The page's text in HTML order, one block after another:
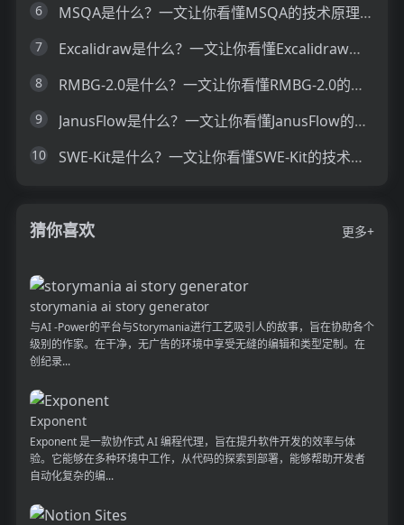
6 MSQA是什么？一文让你看懂MSQA的技术原理、主要功能、应用场景
7 Excalidraw是什么？一文让你看懂Excalidraw的技术原理、主要功能、应用场景
8 RMBG-2.0是什么？一文让你看懂RMBG-2.0的技术原理、主要功能、应用场景
9 JanusFlow是什么？一文让你看懂JanusFlow的技术原理、主要功能、应用场景
10 SWE-Kit是什么？一文让你看懂SWE-Kit的技术原理、主要功能、应用场景
猜你喜欢 更多+
storymania ai story generator
与AI -Power的平台与Storymania进行工艺吸引人的故事，旨在协助各个
级别的作家。在干净，无广告的环境中享受无缝的编辑和类型定制。在
创纪录...
Exponent
Exponent 是一款协作式 AI 编程代理，旨在提升软件开发的效率与体
验。它能够在多种环境中工作，从代码的探索到部署，能够帮助开发者
自动化复杂的编...